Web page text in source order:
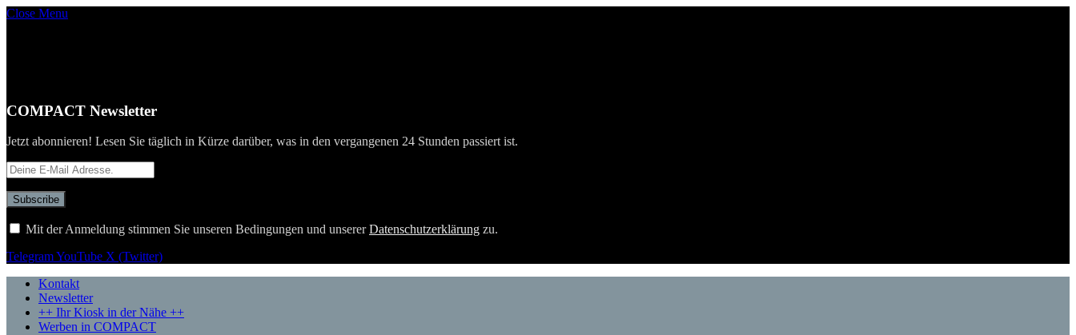
Close Menu
COMPACT Newsletter
Jetzt abonnieren! Lesen Sie täglich in Kürze darüber, was in den vergangenen 24 Stunden passiert ist.
Mit der Anmeldung stimmen Sie unseren Bedingungen und unsererDatenschutzerklärung zu.
TelegramYouTube X (Twitter)
Kontakt
Newsletter
++ Ihr Kiosk in der Nähe ++
Werben in COMPACT